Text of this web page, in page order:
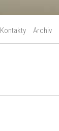
Kontakty Archiv